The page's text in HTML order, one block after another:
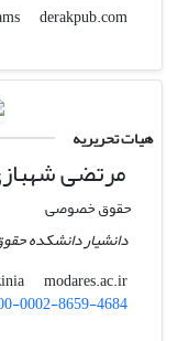
shams
derakpub.com
هیات تحریریه
مرتضی
حقوق خصوصی
دانشیار دانشکده
shahbazinia
modares.ac.ir
0002-8659-4684